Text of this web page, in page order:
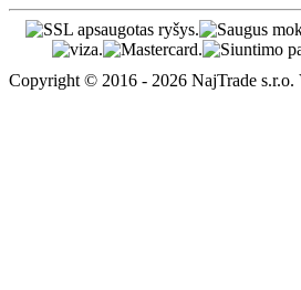
Copyright © 2016 - 2026 NajTrade s.r.o.